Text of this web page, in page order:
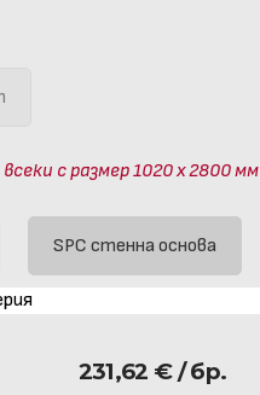
с размер 1020 х 2800 мм
SPC стенна основа
231,62 €/ бр.